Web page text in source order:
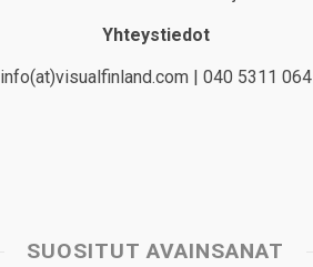
Yhteystiedot
info(at)visualfinland.com | 040 5311 064
SUOSITUT AVAINSANAT